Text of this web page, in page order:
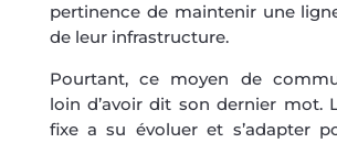
pertinence de maintenir une
de leur infrastructure.
Pourtant, ce moyen de
loin d’avoir dit son dernier mot.
fixe a su évoluer et s’adapter